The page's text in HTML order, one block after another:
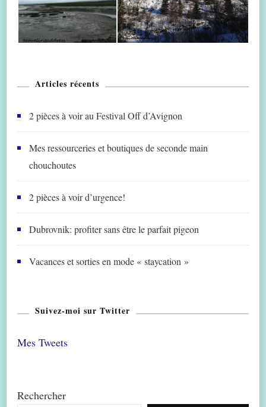
Articles récents
2 pièces à voir au Festival Off d’Avignon
Mes ressourceries et boutiques de seconde main
chouchoutes
2 pièces à voir d’urgence!
Dubrovnik: profiter sans être le parfait pigeon
Vacances et sorties en mode « staycation »
Suivez-moi sur Twitter
Mes Tweets
Rechercher